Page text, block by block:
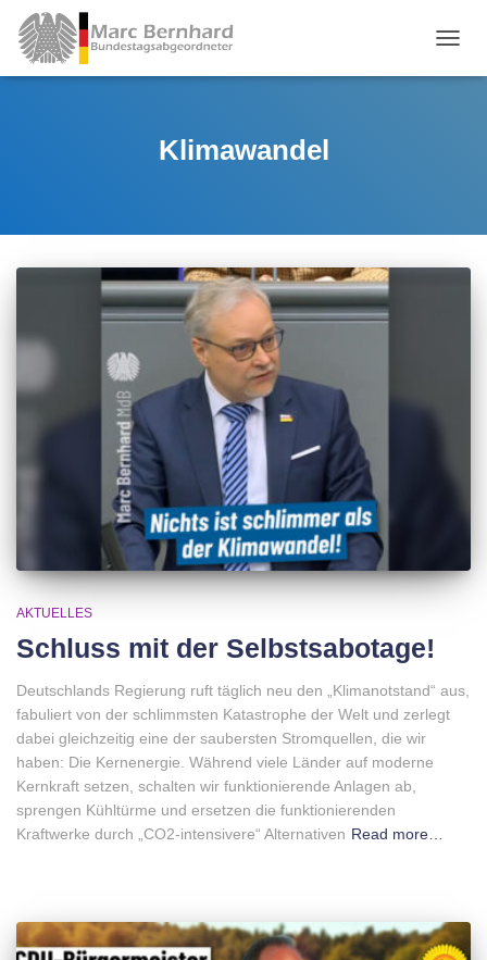
Klimawandel
AKTUELLES
Schluss mit der Selbstsabotage!
Deutschlands Regierung ruft täglich neu den „Klimanotstand“ aus,
fabuliert von der schlimmsten Katastrophe der Welt und zerlegt
dabei gleichzeitig eine der saubersten Stromquellen, die wir
haben: Die Kernenergie. Während viele Länder auf moderne
Kernkraft setzen, schalten wir funktionierende Anlagen ab,
sprengen Kühltürme und ersetzen die funktionierenden
Kraftwerke durch „CO2-intensivere“ Alternativen Read more…